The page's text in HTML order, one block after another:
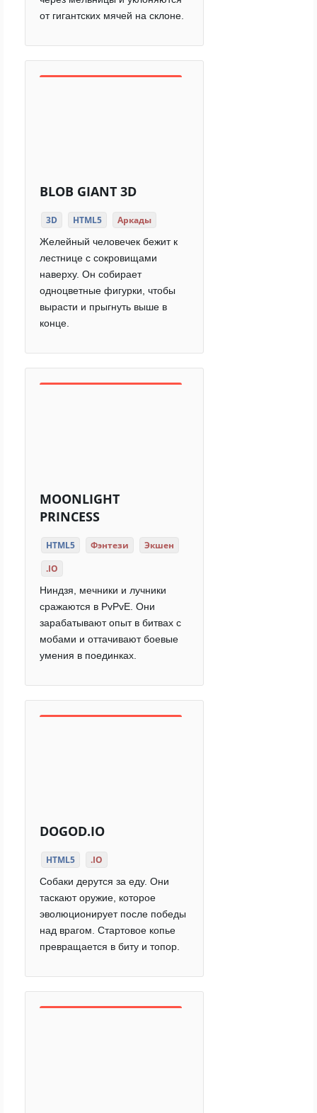
от гигантских мячей на склоне.
BLOB GIANT 3D
3D HTML5 Аркады
Желейный человечек бежит к
лестнице с сокровищами
наверху. Он собирает
одноцветные фигурки, чтобы
вырасти и прыгнуть выше в
конце.
MOONLIGHT
PRINCESS
HTML5 Фэнтези
Экшен
.IO
Ниндзя, мечники и лучники
сражаются в PvPvE. Они
зарабатывают опыт в битвах с
мобами и оттачивают боевые
умения в поединках.
DOGOD.IO
HTML5 .IO
Собаки дерутся за еду. Они
таскают оружие, которое
эволюционирует после победы
над врагом. Стартовое копье
превращается в биту и топор.